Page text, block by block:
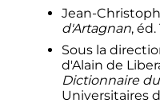
Jean-
d'Artagnan, éd.
Sous la
d'Alain de
Dictionnaire
Universitaires